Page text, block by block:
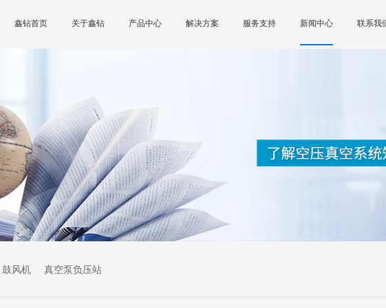
鑫钻首页 关于鑫钻 产品中心 解决方案 服务支持 新闻中心 联系我
鼓风机 真空泵负压站